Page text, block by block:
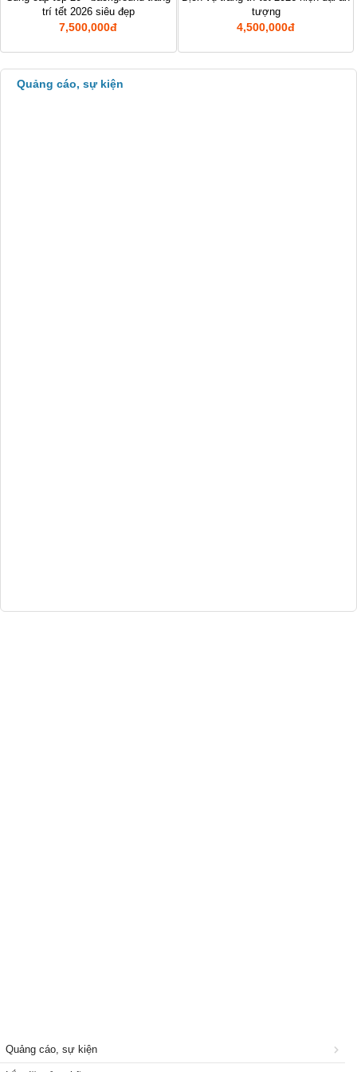
Xuất nhập khẩu
Chợ Sim Số Đẹp
trí tết 2026 siêu đẹp
7,500,000đ
tượng
4,500,000đ
Quảng cáo, sự kiện
Quảng cáo, sự kiện